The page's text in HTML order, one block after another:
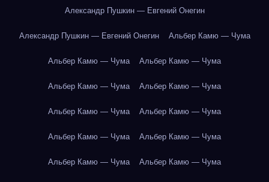
Александр Пушкин — Евгений Онегин
Александр Пушкин — Евгений Онегин Альбер Камю — Чума
Альбер Камю — Чума Альбер Камю — Чума
Альбер Камю — Чума Альбер Камю — Чума
Альбер Камю — Чума Альбер Камю — Чума
Альбер Камю — Чума Альбер Камю — Чума
Альбер Камю — Чума Альбер Камю — Чума